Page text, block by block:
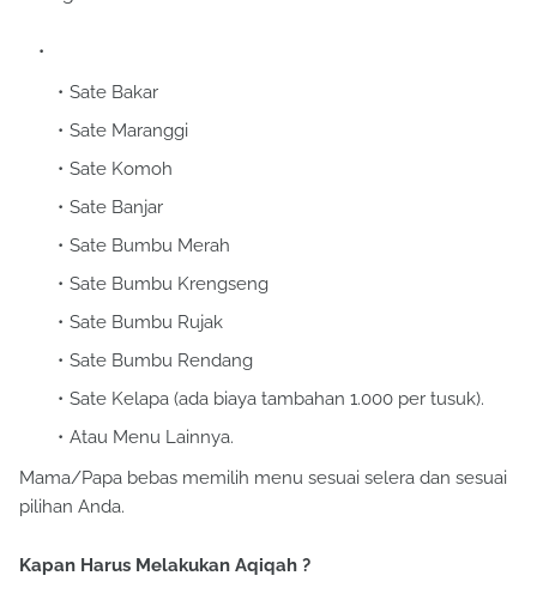
Sate Bakar
Sate Maranggi
Sate Komoh
Sate Banjar
Sate Bumbu Merah
Sate Bumbu Krengseng
Sate Bumbu Rujak
Sate Bumbu Rendang
Sate Kelapa (ada biaya tambahan 1.000 per tusuk).
Atau Menu Lainnya.
Mama/Papa bebas memilih menu sesuai selera dan sesuai
pilihan Anda.
Kapan Harus Melakukan Aqiqah ?